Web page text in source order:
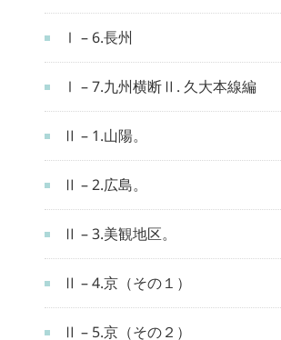
Ⅰ – 6.長州
Ⅰ – 7.九州横断Ⅱ. 久大本線編
Ⅱ – 1.山陽。
Ⅱ – 2.広島。
Ⅱ – 3.美観地区。
Ⅱ – 4.京（その１）
Ⅱ – 5.京（その２）